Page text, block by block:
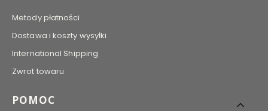
Metody płatności
Dostawa i koszty wysyłki
International Shipping
Zwrot towaru
POMOC